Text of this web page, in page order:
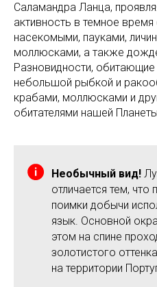
Саламандра Ланца,
активность в темное время
насекомыми, пауками,
моллюсками, а также
Разновидности,
небольшой рыбкой и
крабами, моллюсками и
обитателями нашей
Необычный вид!
отличается тем,
поимки добычи
язык. Основной
этом на спине
золотистого
на территории